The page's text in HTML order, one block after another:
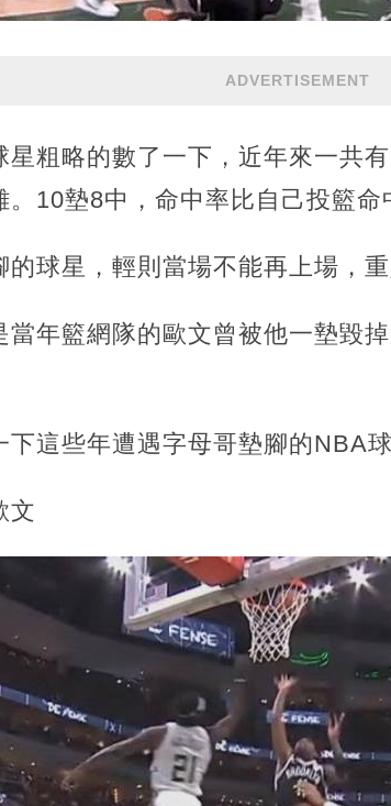
ADVERTISEMENT
星粗略的數了一下，近年來一共
10墊8中，命中率比自己投籃命
球星，輕則當場不能再上場，
當年籃網隊的歐文曾被他一墊毀
這些年遭遇字母哥墊腳的NBA球
文